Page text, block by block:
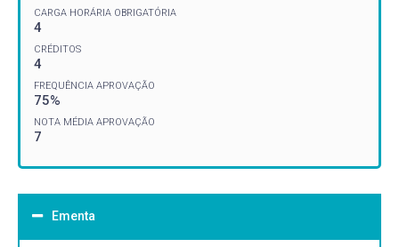
CARGA HORÁRIA OBRIGATÓRIA
4
CRÉDITOS
4
FREQUÊNCIA APROVAÇÃO
75%
NOTA MÉDIA APROVAÇÃO
7
Ementa